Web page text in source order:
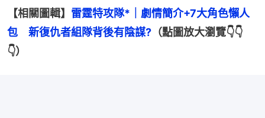
【相關圖輯】 雷霆特攻隊*｜劇情簡介+7大角色懶人
包　新復仇者組隊背後有陰謀? （點圖放大瀏覽👇👇
👇）